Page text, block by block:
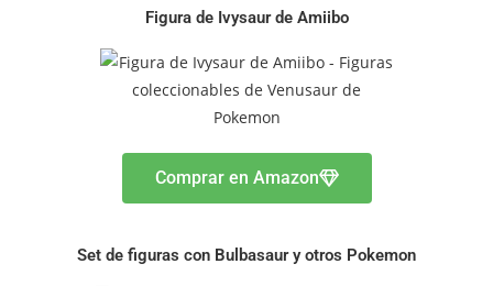
Figura de Ivysaur de Amiibo
Comprar en Amazon
Set de figuras con Bulbasaur y otros Pokemon